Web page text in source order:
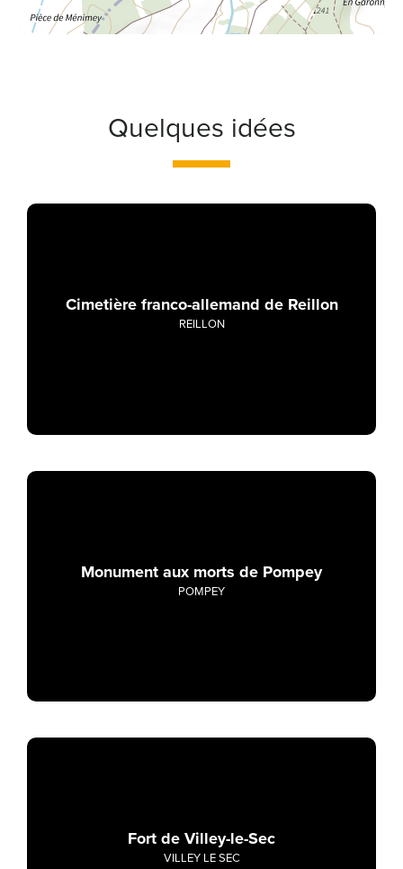
Quelques idées
Cimetière franco-allemand de Reillon
REILLON
Monument aux morts de Pompey
POMPEY
Fort de Villey-le-Sec
VILLEY LE SEC